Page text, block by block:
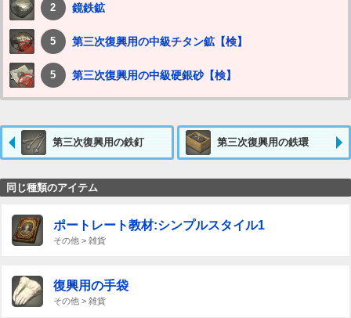
2 鏡鉄鉱
5 第三次復興用の中級チタン鉱【検】
5 第三次復興用の中級硬銀砂【検】
第三次復興用の鉄釘 第三次復興用の鉄環
同じ種類のアイテム
ポートレート教材:シンプルスタイル1
その他 > 雑貨
復興用の手袋
その他 > 雑貨